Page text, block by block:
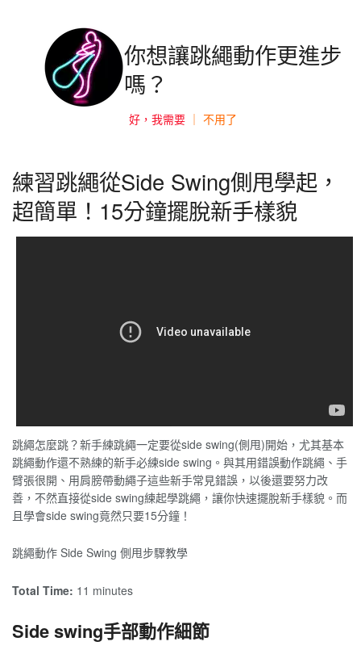
你想讓跳繩動作更進步
嗎？
好，我需要｜ 不用了
練習跳繩從Side Swing側甩學起，
超簡單！15分鐘擺脫新手樣貌
跳繩怎麼跳？新手練跳繩一定要從side swing(側甩)開始，尤其基本
跳繩動作還不熟練的新手必練side swing。與其用錯誤動作跳繩、手
臂張很開、用肩膀帶動繩子這些新手常見錯誤，以後還要努力改
善，不然直接從side swing練起學跳繩，讓你快速擺脫新手樣貌。而
且學會side swing竟然只要15分鐘！
跳繩動作 Side Swing 側甩步驟教學
Total Time: 11 minutes
Side swing手部動作細節